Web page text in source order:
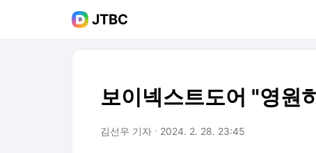
JTBC
보이넥스트도어 "영원
김선우 기자 2024. 2. 28. 23:45